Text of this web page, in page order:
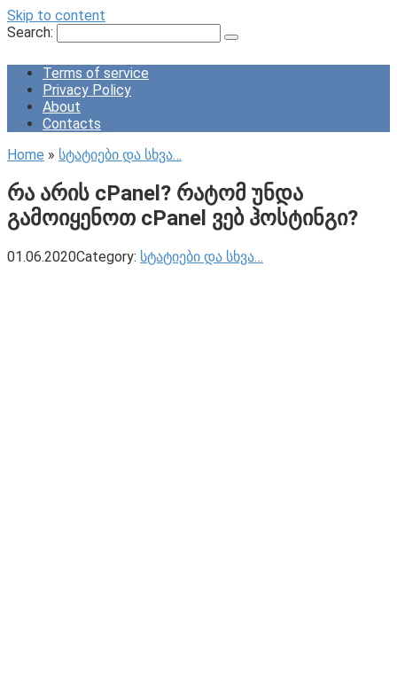
Skip to content
Search:
Terms of service
Privacy Policy
About
Contacts
Home » სტატიები და სხვა…
რა არის cPanel? რატომ უნდა
გამოიყენოთ cPanel ვებ ჰოსტინგი?
01.06.2020Category: სტატიები და სხვა…